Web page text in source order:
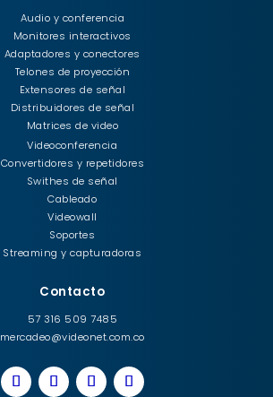
Audio y conferencia
Monitores interactivos
Adaptadores y conectores
Telones de proyección
Extensores de señal
Distribuidores de señal
Matrices de video
Videoconferencia
Convertidores y repetidores
Swithes de señal
Cableado
Videowall
Soportes
Streaming y capturadoras
Contacto
57 316 509 7485
mercadeo@videonet.com.co